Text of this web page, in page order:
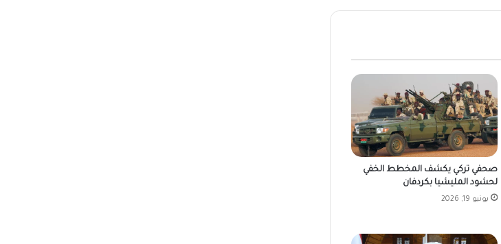
صحفي تركي يكشف المخطط الخفي
لحشود المليشيا بكردفان
يونيو 19, 2026